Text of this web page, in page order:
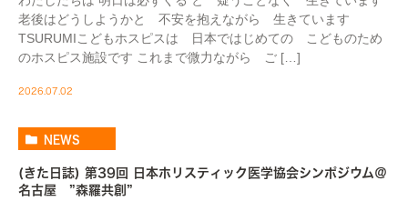
老後はどうしようかと 不安を抱えながら 生きています
TSURUMIこどもホスピスは 日本ではじめての こどものため
のホスピス施設です これまで微力ながら ご […]
2026.07.02
NEWS
(きた日誌) 第39回 日本ホリスティック医学協会シンポジウム＠
名古屋 ”森羅共創”